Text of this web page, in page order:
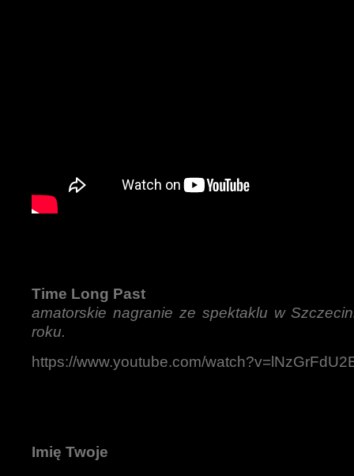
Time Long Past
amatorskie nagranie ze spektaklu w
roku.
https://www.youtube.com/
Imię Twoje